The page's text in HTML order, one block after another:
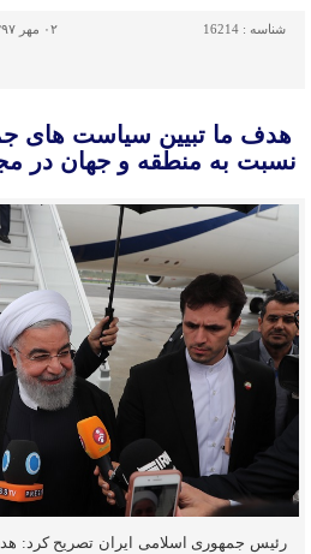
شناسه : 16214 ۰۲ مهر ۱۳۹۷ - ۳:۲۷
هدف ما تبیین سیاست های
نسبت به منطقه و جهان در
رئیس جمهوری اسلامی ایران تصریح کرد: